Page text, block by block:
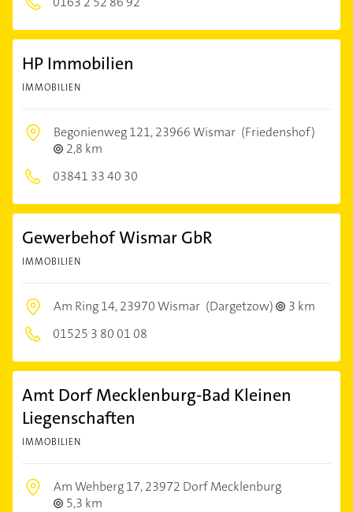
HP Immobilien
IMMOBILIEN
Begonienweg 121,23966 Wismar (Friedenshof)
2,8 km
03841 33 40 30
Gewerbehof Wismar GbR
IMMOBILIEN
Am Ring 14,23970 Wismar (Dargetzow)
3 km
01525 3 80 01 08
Amt Dorf Mecklenburg-Bad Kleinen
Liegenschaften
IMMOBILIEN
Am Wehberg 17,23972 Dorf Mecklenburg
5,3 km